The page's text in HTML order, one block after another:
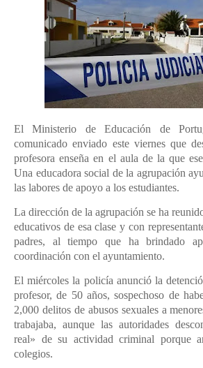
El Ministerio de Educación de
comunicado enviado este viernes que
profesora enseña en el aula de la que
Una educadora social de la agrupación
las labores de apoyo a los estudiantes.
La dirección de la agrupación se ha
educativos de esa clase y con
padres, al tiempo que ha brindado
coordinación con el ayuntamiento.
El miércoles la policía anunció la
profesor, de 50 años, sospechoso de
2,000 delitos de abusos sexuales a
trabajaba, aunque las autoridades
real» de su actividad criminal porque
colegios.